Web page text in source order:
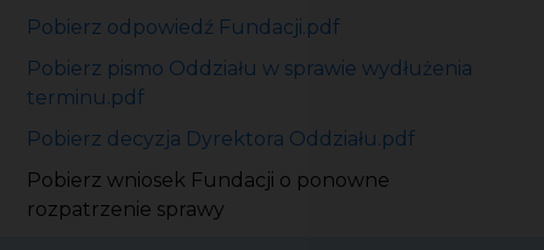
Pobierz odpowiedź Fundacji.pdf
Pobierz pismo Oddziału w sprawie wydłużenia
terminu.pdf
Pobierz decyzja Dyrektora Oddziału.pdf
Pobierz wniosek Fundacji o ponowne
rozpatrzenie sprawy